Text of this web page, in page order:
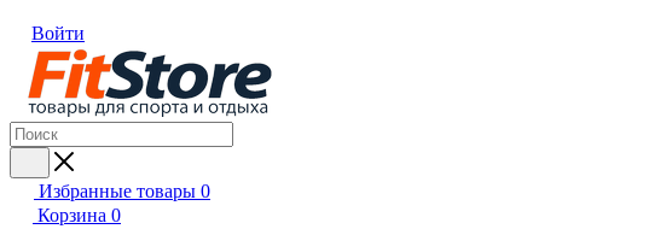
Войти
Избранные товары 0
Корзина 0